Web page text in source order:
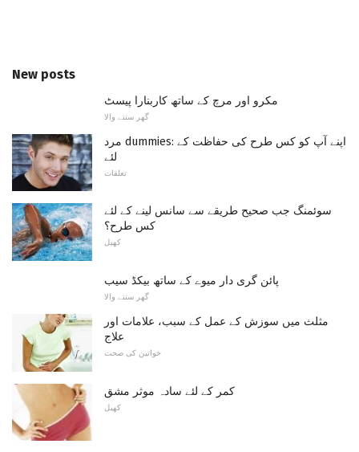
New posts
مکرو اور مرچ کے ساتھ کاربنارا پیسٹ
گھر سننے والا
مرد dummies: اپنے آپ کو کس طرح کی حفاظت کے
لئے
تعلقات
سوئمنگ جب صحیح طریقے سے سانس لینے کے لئے
کس طرح؟
کھیل
پائن گری دار میوے کے ساتھ بیکڈ سیب
گھر سننے والا
مثلث میں سوزش کے عمل کے سبب، علامات اور
علاج
خواتین کی صحت
کمر کے لئے سادہ موثر مشق
کھیل